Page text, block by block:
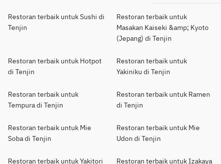
Restoran terbaik untuk Sushi di
Tenjin
Restoran terbaik untuk
Masakan Kaiseki &amp; Kyoto
(Jepang) di Tenjin
Restoran terbaik untuk Hotpot
di Tenjin
Restoran terbaik untuk
Yakiniku di Tenjin
Restoran terbaik untuk
Tempura di Tenjin
Restoran terbaik untuk Ramen
di Tenjin
Restoran terbaik untuk Mie
Soba di Tenjin
Restoran terbaik untuk Mie
Udon di Tenjin
Restoran terbaik untuk Yakitori Restoran terbaik untuk Izakaya